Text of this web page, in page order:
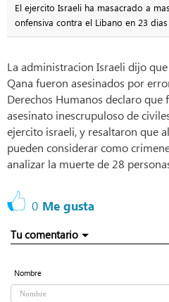
El ejercito Israeli ha masacrado a
onfensiva contra el Libano en 23
La administracion Israeli dijo
Qana fueron asesinados por
Derechos Humanos declaro que
asesinato inescrupuloso de
ejercito israeli, y resaltaron que
pueden considerar como
analizar la muerte de 28
0 Me gusta
Tu comentario
Nombre